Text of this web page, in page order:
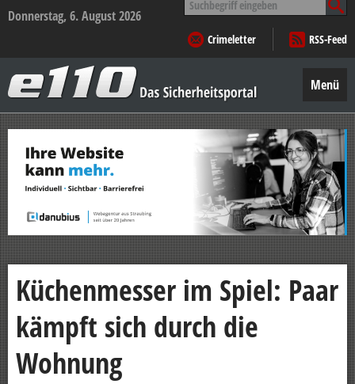
Donnerstag, 6. August 2026
nach:
Crimeletter
RSS-Feed
–
Das
Sicherheitsportal
Menü
Zum
Inhalt
springen
Küchenmesser im Spiel: Paar
kämpft sich durch die
Wohnung